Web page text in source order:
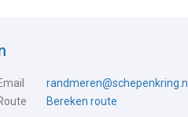
randmeren@schepenkring.nl
Bereken route